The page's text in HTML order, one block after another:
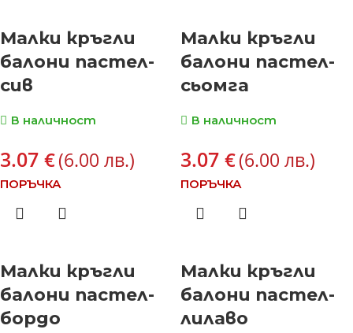
Малки кръгли
балони пастел-
сив
В наличност
3.07 €(6.00 лв.)
ПОРЪЧКА
Малки кръгли
балони пастел-
сьомга
В наличност
3.07 €(6.00 лв.)
ПОРЪЧКА
Малки кръгли
балони пастел-
бордо
Малки кръгли
балони пастел-
лилаво